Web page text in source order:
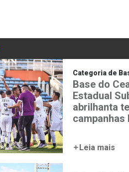
Categoria de
Base do
Estadual
abrilhanta
Leia mais